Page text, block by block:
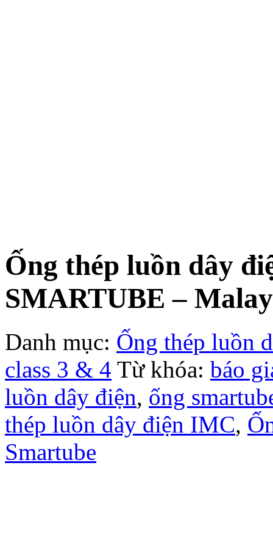
Ống thép luồn dây
SMARTUBE –
Danh mục: Ống thép luồn
class 3 & 4 Từ khóa: báo
luồn dây điện, ống
thép luồn dây điện IMC,
Smartube